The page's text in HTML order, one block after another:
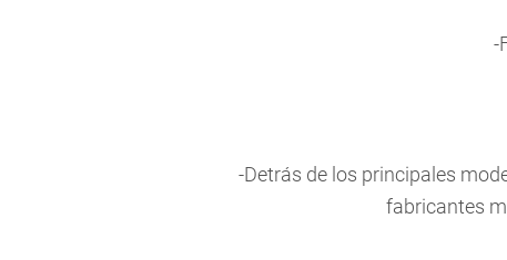
-
-Detrás de los principales
fabricantes